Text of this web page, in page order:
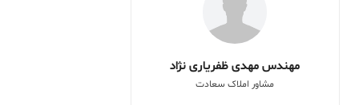
مهندس مهدی ظفریاری نژاد
مشاور املاک سعادت